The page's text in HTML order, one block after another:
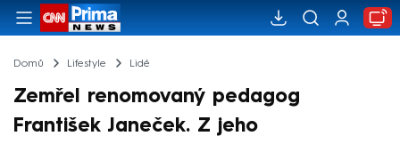
Domů Lifestyle Lidé
Zemřel renomovaný pedagog
František Janeček. Z jeho